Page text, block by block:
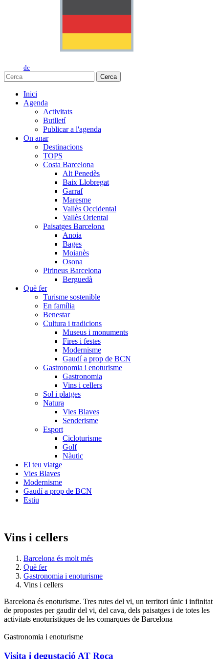
de
Cerca
Inici
Agenda
Activitats
Butlletí
Publicar a l'agenda
On anar
Destinacions
TOPS
Costa Barcelona
Alt Penedès
Baix Llobregat
Garraf
Maresme
Vallès Occidental
Vallès Oriental
Paisatges Barcelona
Anoia
Bages
Moianès
Osona
Pirineus Barcelona
Berguedà
Què fer
Turisme sostenible
En família
Benestar
Cultura i tradicions
Museus i monuments
Fires i festes
Modernisme
Gaudí a prop de BCN
Gastronomia i enoturisme
Gastronomia
Vins i cellers
Sol i platges
Natura
Vies Blaves
Senderisme
Esport
Cicloturisme
Golf
Nàutic
El teu viatge
Vies Blaves
Modernisme
Gaudí a prop de BCN
Estiu
Vins i cellers
Barcelona és molt més
Què fer
Gastronomia i enoturisme
Vins i cellers
Barcelona és enoturisme. Tres rutes del vi, un territori únic i infinitat
de propostes per gaudir del vi, del cava, dels paisatges i de totes les
activitats enoturístiques de les comarques de Barcelona
Gastronomia i enoturisme
Visita i degustació AT Roca